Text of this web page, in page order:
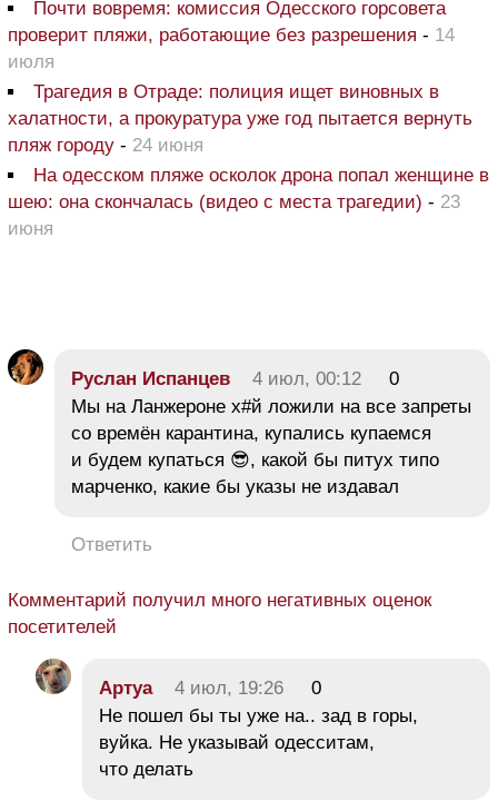
Почти вовремя: комиссия Одесского горсовета
проверит пляжи, работающие без разрешения - 14
июля
Трагедия в Отраде: полиция ищет виновных в
халатности, а прокуратура уже год пытается вернуть
пляж городу - 24 июня
На одесском пляже осколок дрона попал женщине в
шею: она скончалась (видео с места трагедии) - 23
июня
Руслан Испанцев 4 июл, 00:12
0
Мы на Ланжероне х#й ложили на все запреты
со времён карантина, купались купаемся
и будем купаться 😎, какой бы питух типо
марченко, какие бы указы не издавал
Ответить
Комментарий получил много негативных оценок
посетителей
Aртуа 4 июл, 19:26
0
Не пошел бы ты уже на.. зад в горы,
вуйка. Не указывай одесситам,
что делать